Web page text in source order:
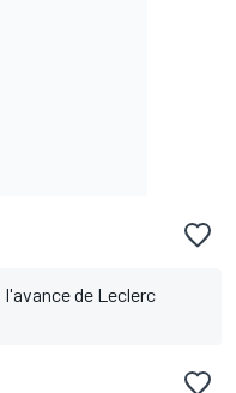
de Leclerc